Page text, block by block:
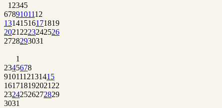
1 2345
6789101112
13141516171819
2021 2223242526
2728293031
1
2345678
9101112131415
161718192021 22
23242526272829
3031